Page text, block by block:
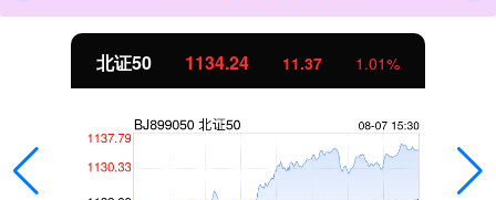
北证50 1134.24 11.37 1.01%